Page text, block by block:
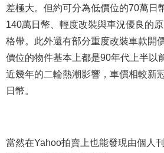
差極大。但約可分為低價位的70萬日
140萬日幣、輕度改裝與車況優良的
格帶。此外還有部分重度改裝車款開
價位的物件基本上都是90年代上半以
近幾年的二輪熱潮影響，車價相較新
日幣。
當然在Yahoo拍賣上也能發現由個人